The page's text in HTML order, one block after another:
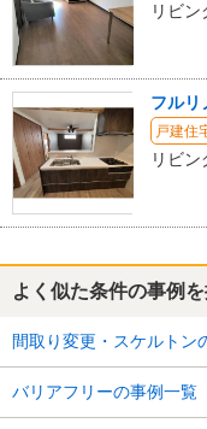
リビン
フルリ
戸建住
リビン
よく似た条件の事例
間取り変更・スケルトン
バリアフリーの事例一覧